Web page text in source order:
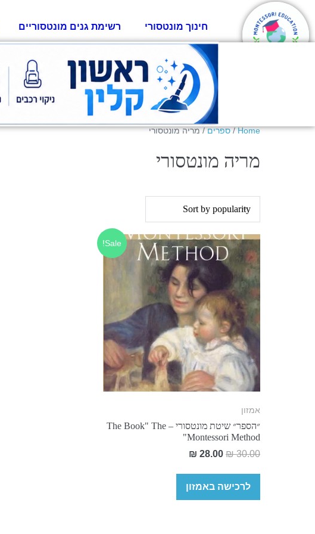
חינוך מונטסורי רשימת גנים מונטסוריים
Home
/ספרים/ מריה מונטסורי
מריה מונטסורי
Sale!
אמזון
״הספר״ שיטת מונטסורי – The Book" The
Montessori Method"
₪30.00
₪ 28.00
לרכישה באמזון